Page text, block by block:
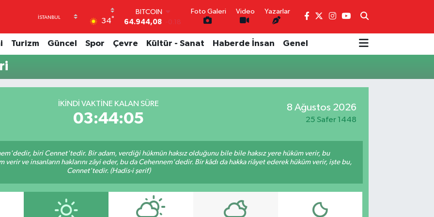
34°
BITCOIN
64.944,08 -0.18
47,7436 0.18
64,4811 0.38
6660.55
BİST100
13.779
Foto Galeri Video Yazarlar
Turizm Güncel Spor Çevre Kültür - Sanat Haberde İnsan Genel
İKINDI VAKTINE KALAN SÜRE
03:44:04
8 Ağustos 2026
25 Safer 1448
biri Cennet'tedir. Bir adam, verdiği hükmün haksız olduğunu bile bile haksız yere hüküm verir, bu
ve insanların haklarını zâyi eder, bu da Cehennem'dedir. Bir kâdı da hakka riâyet ederek hüküm verir, işte bu,
Cennet'tedir. (Hadis-i şerif)